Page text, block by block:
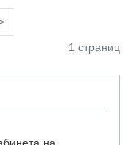
1 страниц